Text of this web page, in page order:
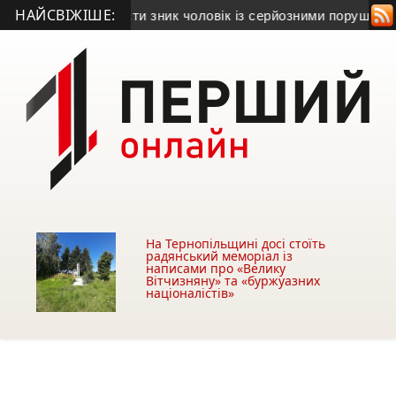
НАЙСВІЖІШЕ:
безвісти зник чоловік із серйозними порушеннями
На Тернопільщині досі стоїть
радянський меморіал із
написами про «Велику
Вітчизняну» та «буржуазних
націоналістів»